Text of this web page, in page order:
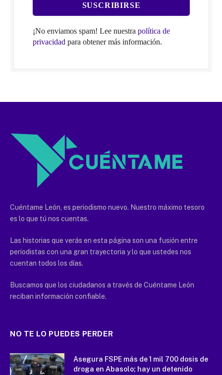
¡No enviamos spam! Lee nuestra política de
privacidad para obtener más información.
Cuéntame León, es periodismo nuevo. Nuestro máximo tesoro
es lo que tú nos cuentas.
Las historias que verás en esta página son una fusión entre
periodistas con una gran trayectoria y lo que ustedes nos
cuentan todos los días.
Buscamos que los ciudadanos a través de Cuéntame León
reciban información confiable.
NO TE LO PUEDES PERDER
Asegura FSPE más de 1 mil 700 dosis de
droga en Abasolo; hay un detenido